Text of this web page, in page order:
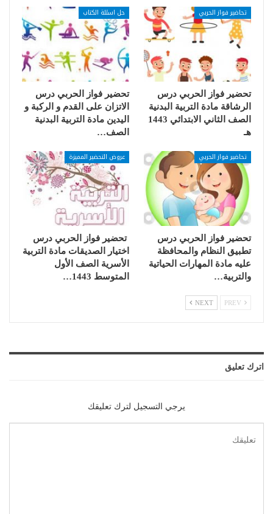
تحاضير فواز الحربي
تحضير فواز الحربي درس
الرشاقة مادة التربية البدنية
الصف الثاني الابتدائي 1443
هـ
حل اسئلة الكتاب
تحضير فواز الحربي درس
الاتزان على القدم و الركبة و
اليدين مادة التربية البدنية
الصف…
تحاضير فواز الحربي
تحضير فواز الحربي درس
تطبيق النظام والمحافظة
عليه مادة المهارات الحياتية
والتربية…
عروض التحضير المميزة
تحضير فواز الحربي درس
اختيار الصديقات مادة التربية
الأسرية الصف الأول
المتوسط 1443…
NEXT
اترك تعليق
يرجي التسجيل لترك تعليقك